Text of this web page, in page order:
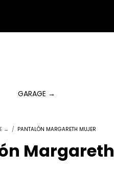
GARAGE →
→ / PANTALÓN MARGARETH MUJER
Margareth